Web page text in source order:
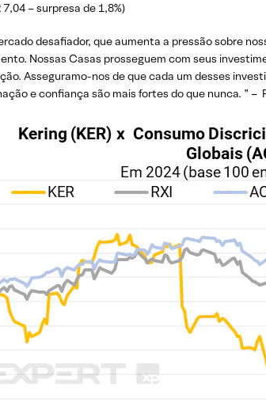
– surpresa de 1,8%)
desafiador, que aumenta a pressão sobre
Nossas Casas prosseguem com seus
Asseguramo-nos de que cada um desses
e confiança são mais fortes do que nunca. ”